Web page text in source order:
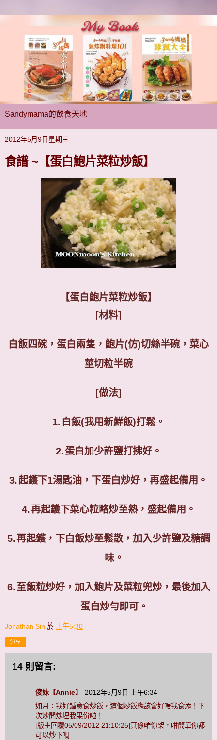
Sandymama的飲食天地
2012年5月9日星期三
食譜 ~【蛋白鮑片菜粒炒飯】
【蛋白鮑片菜粒炒飯】
[材料]
白飯四碗，蛋白兩隻，鮑片(仿)切絲半碗，菜心
莖切粒半碗
[做法]
1. 白飯(我用新鮮飯)打鬆。
2.蛋白加少許鹽打拂好。
3.起鑊下1湯匙油，下蛋白炒好，再盛起備用。
4.再起鑊下菜心粒略炒至熟，盛起備用。
5.再起鑊，下白飯炒至鬆散，加入少許鹽及糖調
味。
6.至飯粒炒好，加入鮑片及菜粒兜炒，最後加入
蛋白炒勻即可。
Jonathan Sin 於 上午5:30
分享
14 則留言:
傻妹【Annie】
2012年5月9日 上午6:34
如月：我好鍾意食炒飯，這個炒飯應該會好啱我食添！下
次炒開炒埋我果份啦！
[版主回覆05/09/2012 21:10:25]真係啱你架，咁簡單你都
可以炒下喎